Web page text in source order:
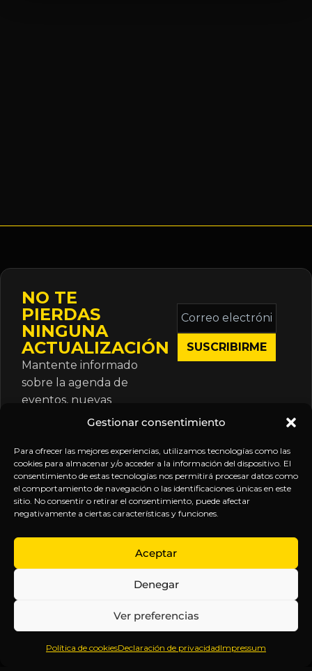
Gestionar consentimiento
Para ofrecer las mejores experiencias, utilizamos tecnologías como las
cookies para almacenar y/o acceder a la información del dispositivo. El
consentimiento de estas tecnologías nos permitirá procesar datos como
el comportamiento de navegación o las identificaciones únicas en este
sitio. No consentir o retirar el consentimiento, puede afectar
negativamente a ciertas características y funciones.
Aceptar
Denegar
Ver preferencias
Política de cookiesDeclaración de privacidadImpressum
NO TE
PIERDAS
NINGUNA
ACTUALIZACIÓN
Mantente informado
sobre la agenda de
eventos, nuevas
publicaciones y
suscripción.
Correo
electrónico
*
Inteligencia
Anticipándonos
EXPLORA
Inicio
Sobre
Contenido
Webinars
LEGAL
Política
de
Términos y
Aviso
SÍGUENOS